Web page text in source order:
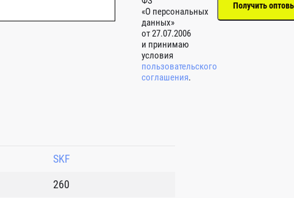
«О персональных
данных»
от 27.07.2006
и принимаю
условия
пользовательского
соглашения.
SKF
260